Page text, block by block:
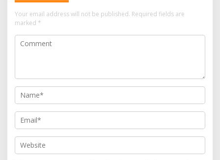
Your email address will not be published. Required fields are
marked *